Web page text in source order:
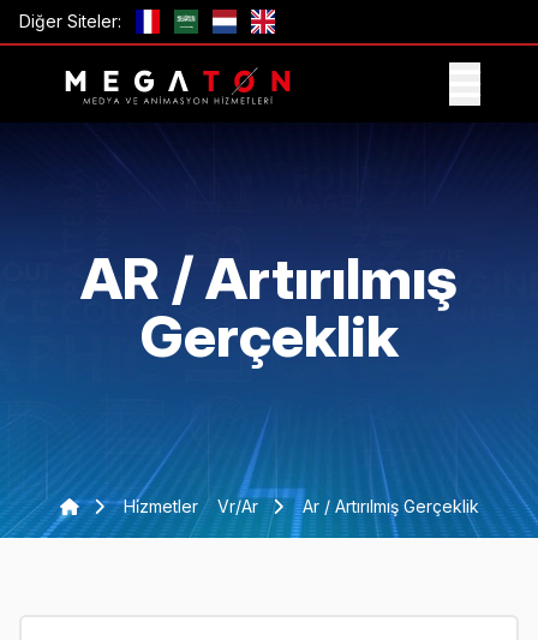
Diğer Siteler:
AR / Artırılmış
Gerçeklik
Hi̇zmetler Vr/ar Ar / Artırılmış Gerçeklik